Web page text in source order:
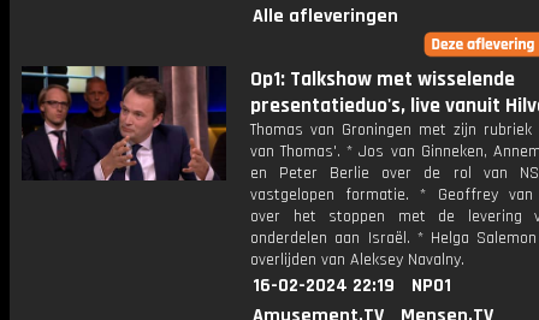
Alle afleveringen
Op1: Talkshow met wisselende
presentatieduo's, live vanuit
Thomas van Groningen met zijn rubriek
van Thomas'. * Jos van Ginneken,
en Peter Berlie over de rol van
vastgelopen formatie. * Geoffrey van
over het stoppen met de levering
onderdelen aan Israël. * Helga
overlijden van Aleksey Navalny.
16-02-2024 22:19
NPO1